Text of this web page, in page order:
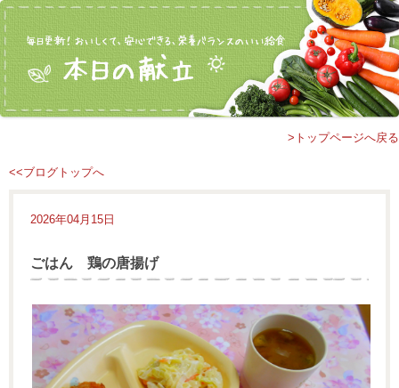
>トップページへ戻る
<<ブログトップへ
2026年04月15日
ごはん 鶏の唐揚げ